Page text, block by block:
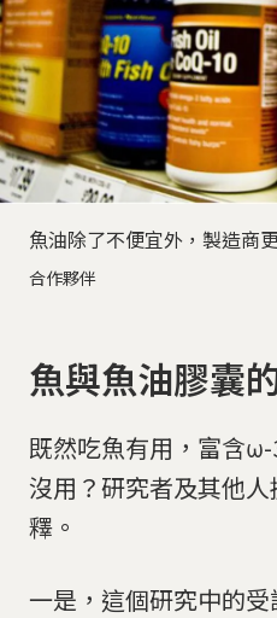
魚油除了不便宜外，製造商
合作夥伴
魚與魚油膠囊
既然吃魚有用，富含
沒用？研究者及其他
釋。
一是，這個研究中的